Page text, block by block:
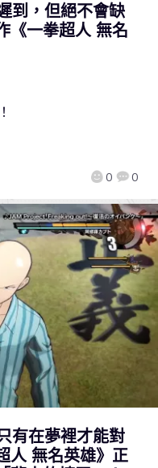
到，但絕不會缺
《一拳超人 無名
0 0
有在夢裡才能對
人 無名英雄》正